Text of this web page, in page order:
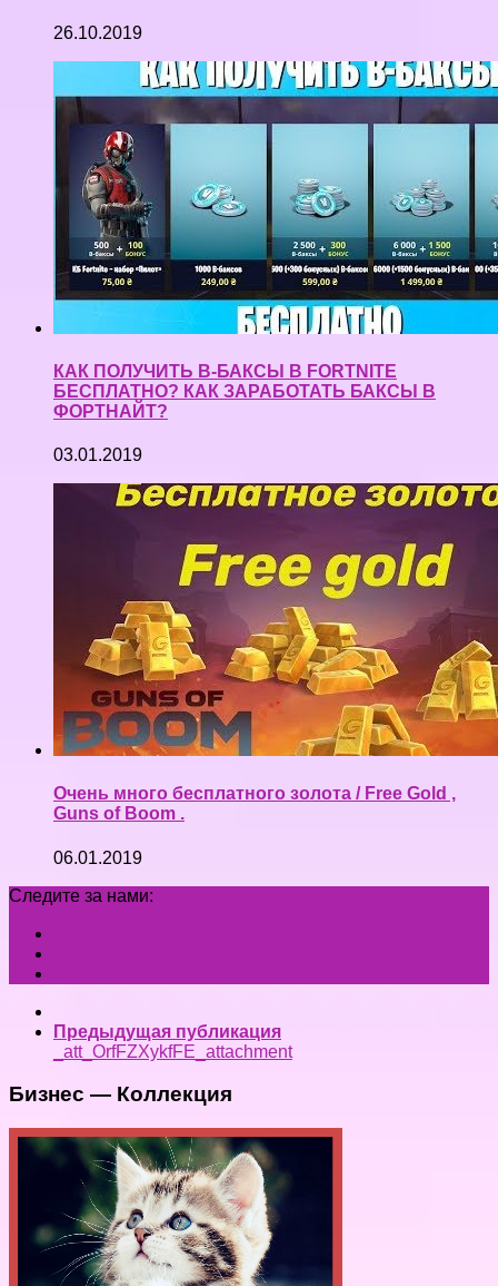
26.10.2019
КАК ПОЛУЧИТЬ В-БАКСЫ В FORTNITE
БЕСПЛАТНО? КАК ЗАРАБОТАТЬ БАКСЫ В
ФОРТНАЙТ?
03.01.2019
Очень много бесплатного золота / Free Gold ,
Guns of Boom .
06.01.2019
Следите за нами:
Предыдущая публикация
_att_OrfFZXykfFE_attachment
Бизнес — Коллекция